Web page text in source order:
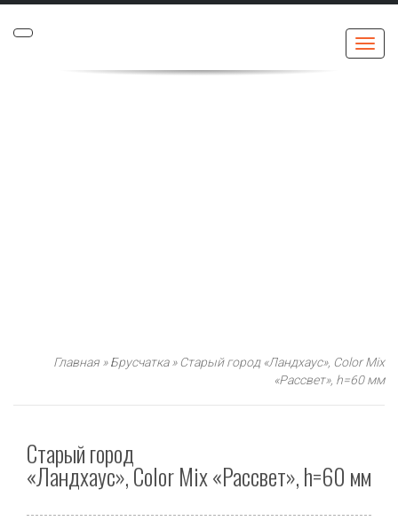
Меню
Главная »Брусчатка»Старый город «Ландхаус», Color Mix
«Рассвет», h=60 мм
Старый город
«Ландхаус», Color Mix «Рассвет», h=60 мм